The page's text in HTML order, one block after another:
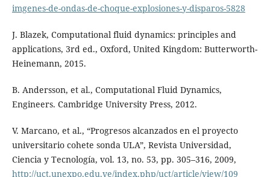
imgenes-de-ondas-de-choque-explosiones-y-disparos-5828
J. Blazek, Computational fluid dynamics: principles and
applications, 3rd ed., Oxford, United Kingdom: Butterworth-
Heinemann, 2015.
B. Andersson, et al., Computational Fluid Dynamics,
Engineers. Cambridge University Press, 2012.
V. Marcano, et al., “Progresos alcanzados en el proyecto
universitario cohete sonda ULA”, Revista Universidad,
Ciencia y Tecnología, vol. 13, no. 53, pp. 305–316, 2009,
http://uct.unexpo.edu.ve/index.php/uct/article/view/109